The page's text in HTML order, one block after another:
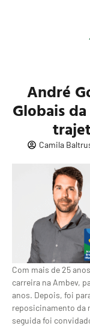
André
Globais
Camila
Com mais de 25
carreira na Ambev,
anos. Depois, foi
reposicinamento da
seguida foi